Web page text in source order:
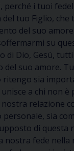
perché i tuoi
tuo Figlio, che
del suo
su
di Dio, Gesù,
del suo amore.
ritengo sia
a chi non è
relazione
personale, sia
di questa
nostra fede